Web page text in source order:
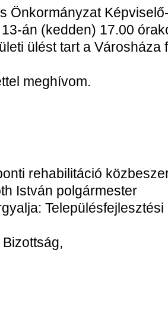
Önkormányzat
án (kedden) 17.00
ülést tart a Városháza
meghívom.
rehabilitáció
István polgármester